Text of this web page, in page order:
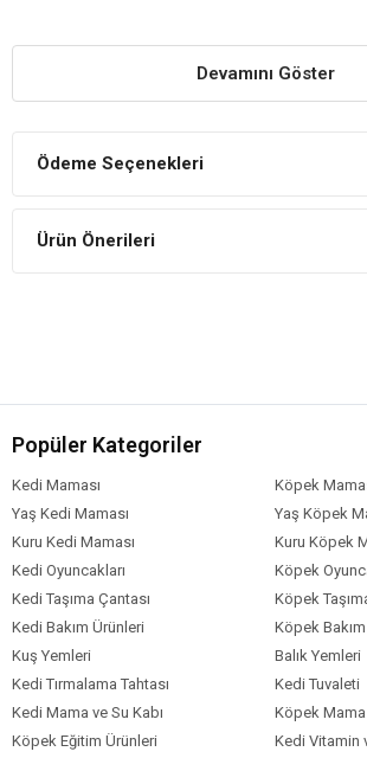
sağlıklı duyabilmelerini sağlar.
artırır.
İçeriğinde köpeklerin kulak sağlığına zararı
Devamını Göster
Ödeme Seçenekleri
Ürün Önerileri
Popüler Kategoriler
Kedi Maması
Köpek
Yaş Kedi Maması
Yaş Köpek
Kuru Kedi Maması
Kuru Köpek
Kedi Oyuncakları
Köpek
Kedi Taşıma Çantası
Köpek
Kedi Bakım Ürünleri
Köpek
Kuş Yemleri
Balık Yemleri
Kedi Tırmalama Tahtası
Kedi Tuvaleti
Kedi Mama ve Su Kabı
Köpek Mama
Köpek Eğitim Ürünleri
Kedi Vitamin